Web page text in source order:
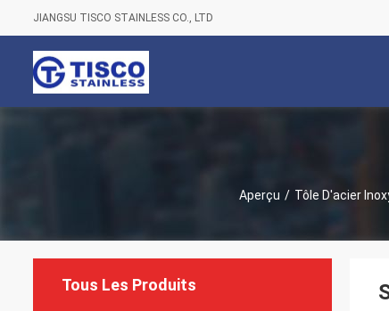
JIANGSU TISCO STAINLESS CO., LTD
Aperçu / Tôle D'acier
Tous Les Produits